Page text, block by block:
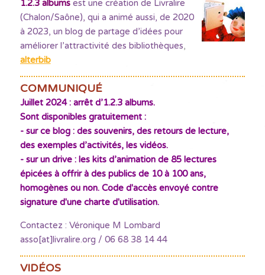
1.2.3 albumsest une création de Livralire
(Chalon/Saône), qui a animé aussi, de 2020
à 2023, un blog de partage d’idées pour
améliorer l’attractivité des bibliothèques,
alterbib
COMMUNIQUÉ
Juillet 2024 : arrêt d’1.2.3 albums.
Sont disponibles gratuitement :
- sur ce blog : des souvenirs, des retours de lecture,
des exemples d’activités, les vidéos.
- sur un drive : les kits d’animation de 85 lectures
épicées à offrir à des publics de 10 à 100 ans,
homogènes ou non. Code d'accès envoyé contre
signature d'une charte d'utilisation.
Contactez : Véronique M Lombard
asso[at]livralire.org / 06 68 38 14 44
VIDÉOS